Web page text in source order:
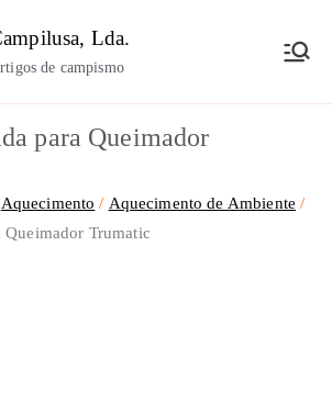
Lda.
de campismo
para Queimador
Aquecimento
Aquecimento de Ambiente
Queimador Trumatic